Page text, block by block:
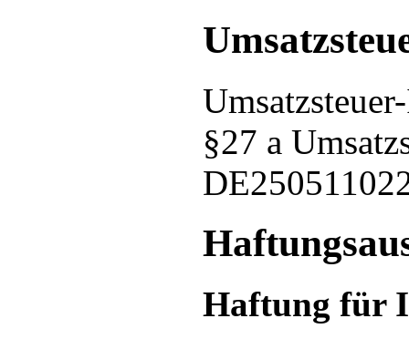
§27 a
Haftung für